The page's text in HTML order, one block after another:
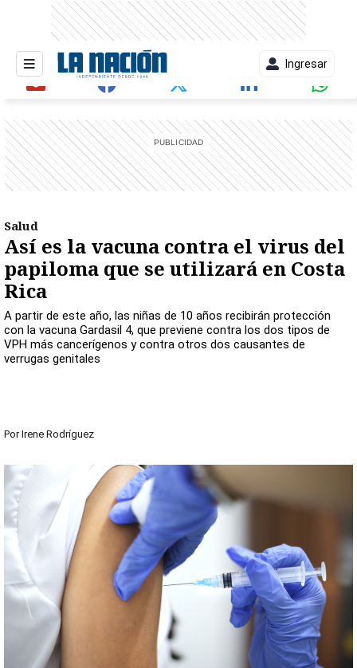
Ingresar
Salud
Así es la vacuna contra el virus del
papiloma que se utilizará en Costa
Rica
A partir de este año, las niñas de 10 años recibirán protección
con la vacuna Gardasil 4, que previene contra los dos tipos de
VPH más cancerígenos y contra otros dos causantes de
verrugas genitales
Por Irene Rodríguez